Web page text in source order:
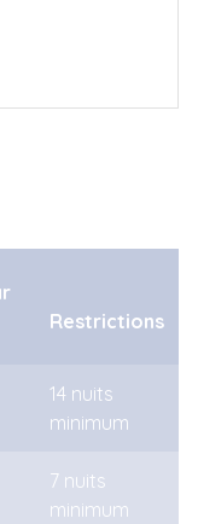
Restrictions
14 nuits
minimum
7 nuits
minimum